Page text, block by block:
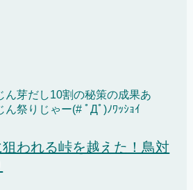
ん芽だし10割の秘策の成果あ
ん祭りじゃー(# ﾟДﾟ)ﾉﾜｯｼｮｲ
われる峠を越えた！鳥対